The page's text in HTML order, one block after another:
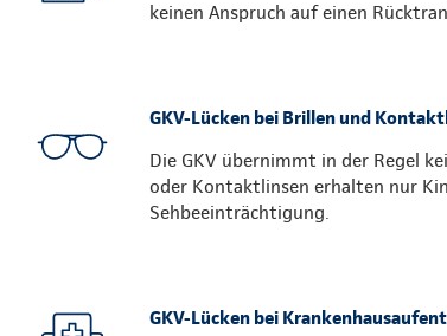
keinen Anspruch auf einen
GKV-Lücken bei Brillen und
Die GKV übernimmt in der Regel
oder Kontaktlinsen erhalten nur
Sehbeeinträchtigung.
GKV-Lücken bei